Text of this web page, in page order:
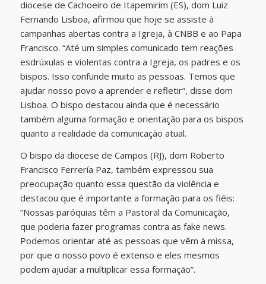
diocese de Cachoeiro de Itapemirim (ES), dom Luiz
Fernando Lisboa, afirmou que hoje se assiste à
campanhas abertas contra a Igreja, à CNBB e ao Papa
Francisco. “Até um simples comunicado tem reações
esdrúxulas e violentas contra a Igreja, os padres e os
bispos. Isso confunde muito as pessoas. Temos que
ajudar nosso povo a aprender e refletir”, disse dom
Lisboa. O bispo destacou ainda que é necessário
também alguma formação e orientação para os bispos
quanto a realidade da comunicação atual.
O bispo da diocese de Campos (RJ), dom Roberto
Francisco Ferrería Paz, também expressou sua
preocupação quanto essa questão da violência e
destacou que é importante a formação para os fiéis:
“Nossas paróquias têm a Pastoral da Comunicação,
que poderia fazer programas contra as fake news.
Podemos orientar até as pessoas que vêm à missa,
por que o nosso povo é extenso e eles mesmos
podem ajudar a multiplicar essa formação”.